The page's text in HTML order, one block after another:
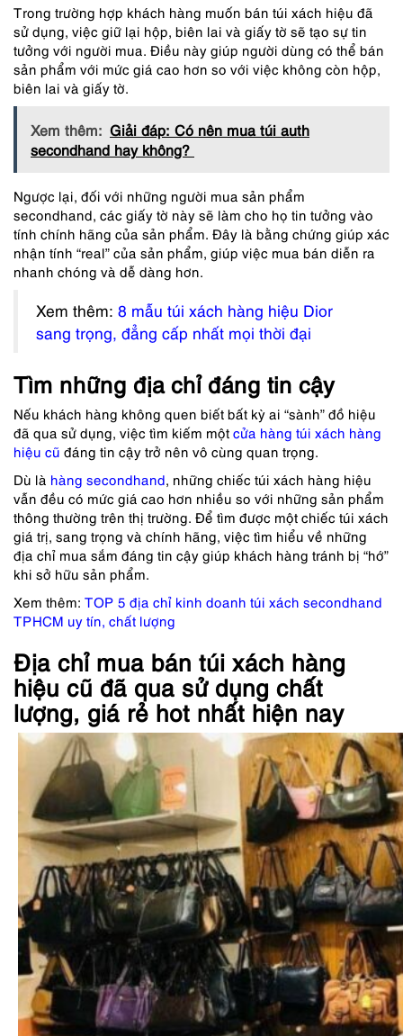
Trong trường hợp khách hàng muốn bán túi xách hiệu đã
sử dụng, việc giữ lại hộp, biên lai và giấy tờ sẽ tạo sự tin
tưởng với người mua. Điều này giúp người dùng có thể bán
sản phẩm với mức giá cao hơn so với việc không còn hộp,
biên lai và giấy tờ.
Xem thêm: Giải đáp: Có nên mua túi auth
secondhand hay không?
Ngược lại, đối với những người mua sản phẩm
secondhand, các giấy tờ này sẽ làm cho họ tin tưởng vào
tính chính hãng của sản phẩm. Đây là bằng chứng giúp xác
nhận tính “real” của sản phẩm, giúp việc mua bán diễn ra
nhanh chóng và dễ dàng hơn.
Xem thêm: 8 mẫu túi xách hàng hiệu Dior
sang trọng, đẳng cấp nhất mọi thời đại
Tìm những địa chỉ đáng tin cậy
Nếu khách hàng không quen biết bất kỳ ai “sành” đồ hiệu
đã qua sử dụng, việc tìm kiếm một cửa hàng túi xách hàng
hiệu cũ đáng tin cậy trở nên vô cùng quan trọng.
Dù là hàng secondhand , những chiếc túi xách hàng hiệu
vẫn đều có mức giá cao hơn nhiều so với những sản phẩm
thông thường trên thị trường. Để tìm được một chiếc túi xách
giá trị, sang trọng và chính hãng, việc tìm hiểu về những
địa chỉ mua sắm đáng tin cậy giúp khách hàng tránh bị “hớ”
khi sở hữu sản phẩm.
Xem thêm: TOP 5 địa chỉ kinh doanh túi xách secondhand
TPHCM uy tín, chất lượng
Địa chỉ mua bán túi xách hàng
hiệu cũ đã qua sử dụng chất
lượng, giá rẻ hot nhất hiện nay